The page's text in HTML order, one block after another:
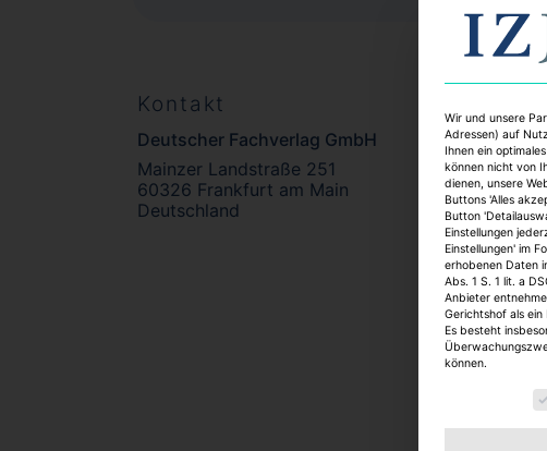
Kontakt
Deutscher Fachverlag GmbH
Mainzer Landstraße 251
60326 Frankfurt am Main
Deutschland
Wir und unsere
Adressen) auf
Ihnen ein
können nicht von
dienen, unsere
Buttons 'Alles
Button
Einstellungen
Einstellungen' im
erhobenen Daten
Abs. 1 S. 1 lit. a
Anbieter
Gerichtshof als
Es besteht
können.
Es folgt